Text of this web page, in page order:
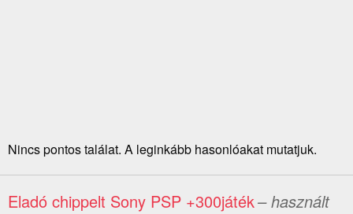
Nincs pontos találat. A leginkább hasonlóakat mutatjuk.
Eladó chippelt Sony PSP +300játék– használt